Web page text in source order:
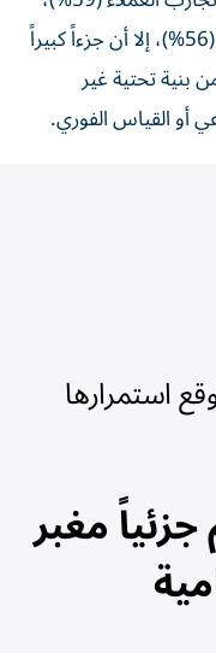
وتعزيز الكفاءة (57%)، وتمكين الابتكار (56%)، إلا أن جزءاً كبيراً
بنية تحتية غير
أو القياس الفوري.
استمرارها
مغبر